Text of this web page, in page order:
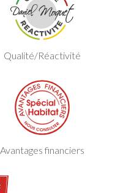
Qualité/Réactivité
Avantages financiers